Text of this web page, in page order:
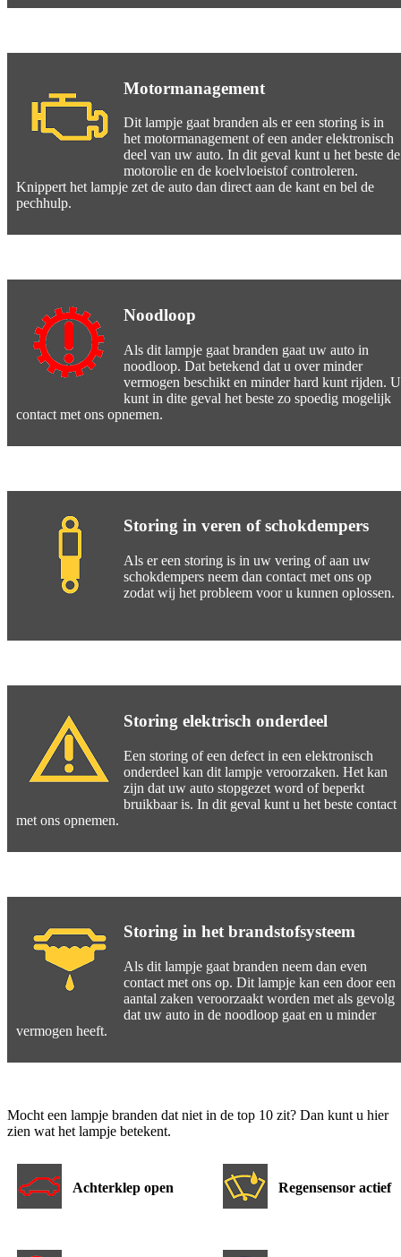
Motormanagement
Dit lampje gaat branden als er een storing is in
het motormanagement of een ander elektronisch
deel van uw auto. In dit geval kunt u het beste de
motorolie en de koelvloeistof controleren.
Knippert het lampje zet de auto dan direct aan de kant en bel de
pechhulp.
Noodloop
Als dit lampje gaat branden gaat uw auto in
noodloop. Dat betekend dat u over minder
vermogen beschikt en minder hard kunt rijden. U
kunt in dite geval het beste zo spoedig mogelijk
contact met ons opnemen.
Storing in veren of schokdempers
Als er een storing is in uw vering of aan uw
schokdempers neem dan contact met ons op
zodat wij het probleem voor u kunnen oplossen.
Storing elektrisch onderdeel
Een storing of een defect in een elektronisch
onderdeel kan dit lampje veroorzaken. Het kan
zijn dat uw auto stopgezet word of beperkt
bruikbaar is. In dit geval kunt u het beste contact
met ons opnemen.
Storing in het brandstofsysteem
Als dit lampje gaat branden neem dan even
contact met ons op. Dit lampje kan een door een
aantal zaken veroorzaakt worden met als gevolg
dat uw auto in de noodloop gaat en u minder
vermogen heeft.
Mocht een lampje branden dat niet in de top 10 zit? Dan kunt u hier
zien wat het lampje betekent.
Achterklep open Regensensor actief